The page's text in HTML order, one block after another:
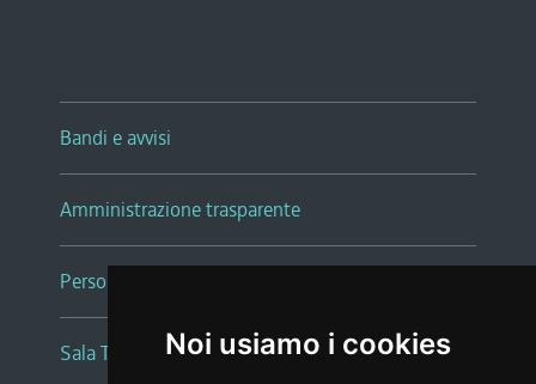
Noi usiamo i cookies
Bandi e avvisi
Amministrazione trasparente
Persone e Uffici
Sala Tiziano Tessitori